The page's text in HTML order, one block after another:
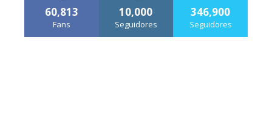
60,813
Fans
10,000
Seguidores
346,900
Seguidores